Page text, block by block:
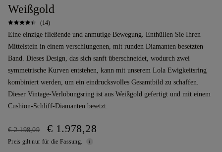
Weißgold
(14)
Eine einzige fließende und anmutige Bewegung. Enthüllen Sie Ihren
Mittelstein in einem verschlungenen, mit runden Diamanten besetzten
Band. Dieses Design, das sich sanft überschneidet, wodurch zwei
symmetrische Kurven entstehen, kann mit unserem Lola Ewigkeitsring
kombiniert werden, um ein eindrucksvolles Gesamtbild zu schaffen.
Dieser Vintage-Verlobungsring ist aus Weißgold gefertigt und mit einem
Cushion-Schliff-Diamanten besetzt.
€ 2.198,09 € 1.978,28
Preis gilt nur für die Fassung.